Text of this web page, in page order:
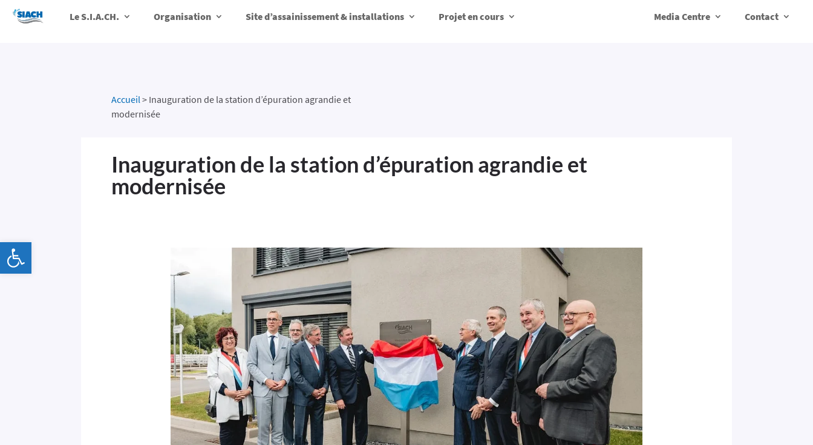
Le S.I.A.CH. Organisation Site d’assainissement & installations Projet en cours Media Centre Contact
Accueil > Inauguration de la station d’épuration agrandie et
modernisée
Inauguration de la station d’épuration agrandie et
modernisée
Ouvrir la barre d’outils